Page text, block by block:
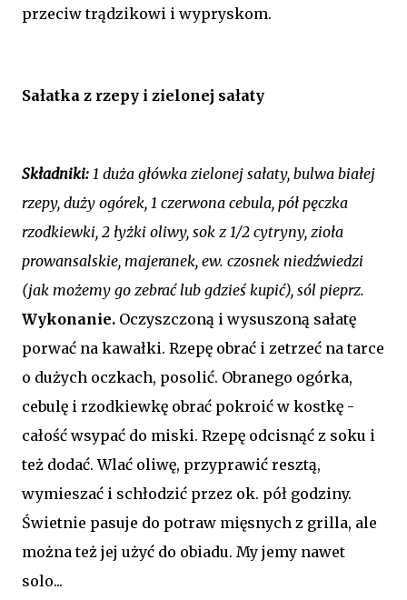
przeciw trądzikowi i wypryskom.
Sałatka z rzepy i zielonej sałaty
Składniki: 1 duża główka zielonej sałaty, bulwa białej
rzepy, duży ogórek, 1 czerwona cebula, pół pęczka
rzodkiewki, 2 łyżki oliwy, sok z 1/2 cytryny, zioła
prowansalskie, majeranek, ew. czosnek niedźwiedzi
(jak możemy go zebrać lub gdzieś kupić), sól pieprz.
Wykonanie. Oczyszczoną i wysuszoną sałatę
porwać na kawałki. Rzepę obrać i zetrzeć na tarce
o dużych oczkach, posolić. Obranego ogórka,
cebulę i rzodkiewkę obrać pokroić w kostkę -
całość wsypać do miski. Rzepę odcisnąć z soku i
też dodać. Wlać oliwę, przyprawić resztą,
wymieszać i schłodzić przez ok. pół godziny.
Świetnie pasuje do potraw mięsnych z grilla, ale
można też jej użyć do obiadu. My jemy nawet
solo...